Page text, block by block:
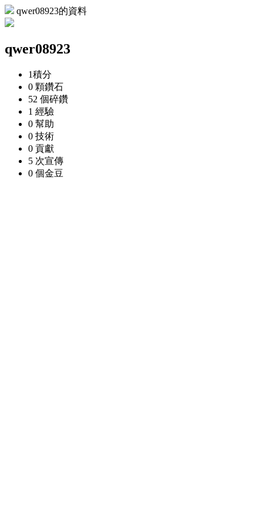
qwer08923的資料
qwer08923
1積分
0 顆鑽石
52 個碎鑽
1 經驗
0 幫助
0 技術
0 貢獻
5 次宣傳
0 個金豆